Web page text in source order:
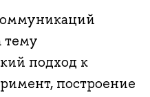
тему
подход к
построение